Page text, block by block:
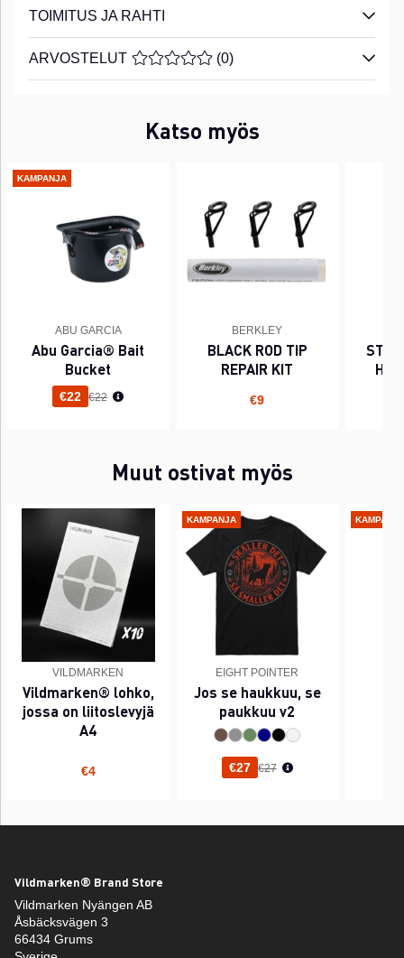
TOIMITUS JA RAHTI
ARVOSTELUT KESKIARVOLUOKITUS 0 / 5
(0)
Katso myös
KAMPANJA
ABU GARCIA
Abu Garcia® Bait
Bucket
€22 Normaali hinta
€22
BERKLEY
BLACK ROD TIP
REPAIR KIT
€9
Muut ostivat myös
VILDMARKEN
Vildmarken® lohko,
jossa on liitoslevyjä
A4
€4
KAMPANJA
EIGHT POINTER
Jos se haukkuu, se
paukkuu v2
€27 Normaali hinta
€27
Vildmarken® Brand Store
Vildmarken Nyängen AB
Åsbäcksvägen 3
66434 Grums